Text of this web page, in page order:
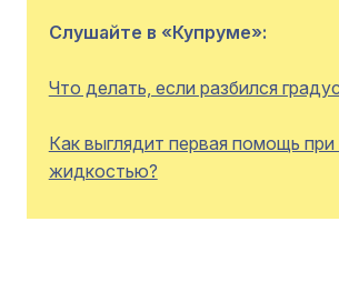
Слушайте в «Купруме»:
Что делать, если разбился
Как выглядит первая помощь
жидкостью?